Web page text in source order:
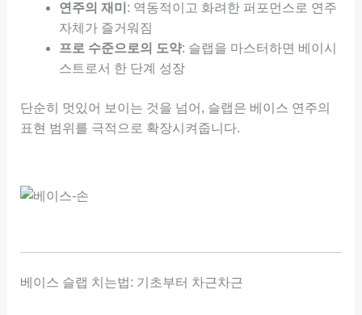
연주의 재미 : 역동적이고 화려한 퍼포먼스로 연주
자체가 즐거워짐
프로 수준으로의 도약: 슬랩을 마스터하면 베이시
스트로서 한 단계 성장
단순히 멋있어 보이는 것을 넘어, 슬랩은 베이스 연주의
표현 범위를 극적으로 확장시켜줍니다.
베이스 슬랩 치는법: 기초부터 차근차근